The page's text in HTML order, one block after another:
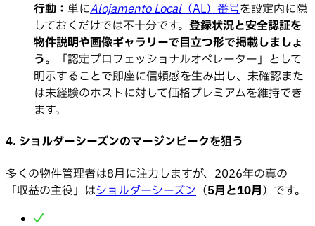
行動： 単にAlojamento Local（AL）番号を設定内に隠
しておくだけでは不十分です。 登録状況と安全認証を
物件説明や画像ギャラリーで目立つ形で掲載しましょ
う。「認定プロフェッショナルオペレーター」として
明示することで即座に信頼感を生み出し、未確認また
は未経験のホストに対して価格プレミアムを維持でき
ます。
4. ショルダーシーズンのマージンピークを狙う
多くの物件管理者は8月に注力しますが、2026年の真の
「収益の主役」はショルダーシーズン （5月と10月）です。